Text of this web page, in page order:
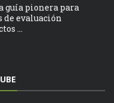
guía pionera para
evaluación
...